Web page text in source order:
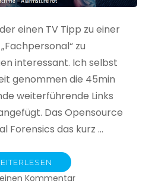
einen TV Tipp zu einer
zu
interessant. Ich selbst
genommen die 45min
weiterführende Links
Das Opensource
Forensics das kurz …
Kommentarzu